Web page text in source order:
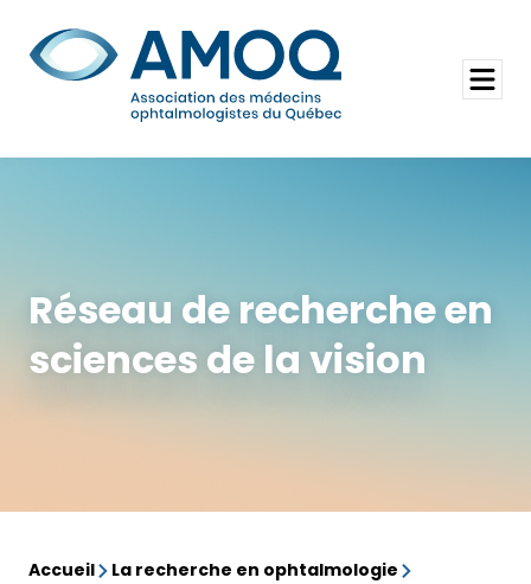
contenu
Rechercher
Ouvrir
le
Réseau de recherche en
sciences de la vision
Accueil
La recherche en ophtalmologie